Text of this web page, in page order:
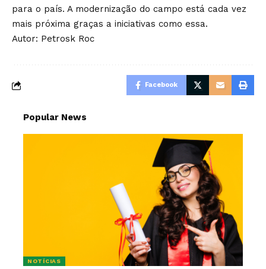
para o país. A modernização do campo está cada vez
mais próxima graças a iniciativas como essa.
Autor: Petrosk Roc
Facebook
Popular News
NOTÍCIAS